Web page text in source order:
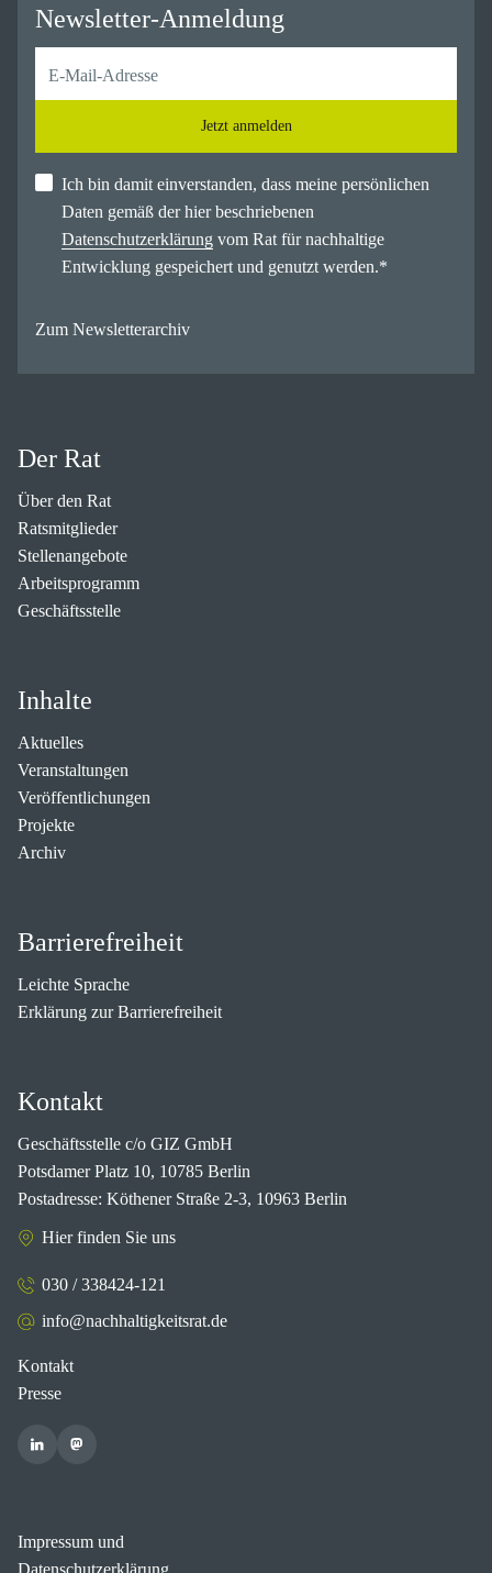
Newsletter-Anmeldung
Jetzt anmelden
Ich bin damit einverstanden, dass meine persönlichen
Daten gemäß der hier beschriebenen
Datenschutzerklärung vom Rat für nachhaltige
Entwicklung gespeichert und genutzt werden.*
Zum Newsletterarchiv
Der Rat
Über den Rat
Ratsmitglieder
Stellenangebote
Arbeitsprogramm
Geschäftsstelle
Inhalte
Aktuelles
Veranstaltungen
Veröffentlichungen
Projekte
Archiv
Barrierefreiheit
Leichte Sprache
Erklärung zur Barrierefreiheit
Kontakt
Geschäftsstelle c/o GIZ GmbH
Potsdamer Platz 10, 10785 Berlin
Postadresse: Köthener Straße 2-3, 10963 Berlin
Hier finden Sie uns
030 / 338424-121
info@nachhaltigkeitsrat.de
Kontakt
Presse
Impressum und
Datenschutzerklärung